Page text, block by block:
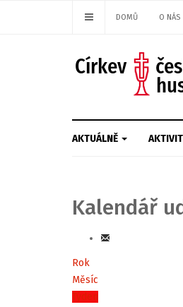
DOMŮ O NÁS
AKTUÁLNĚ
Kalendář
Rok
Měsíc
Týden